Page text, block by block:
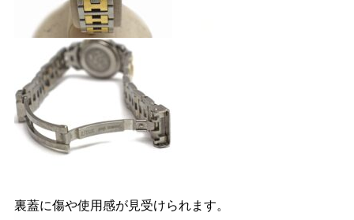
裏蓋に傷や使用感が見受けられます。